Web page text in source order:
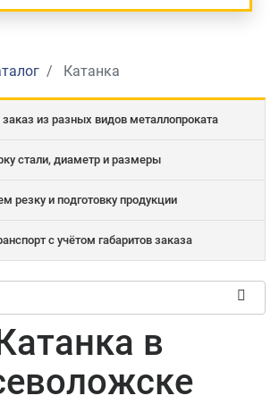
Катанка
из разных видов металлопроката
стали, диаметр и размеры
резку и подготовку продукции
с учётом габаритов заказа
в